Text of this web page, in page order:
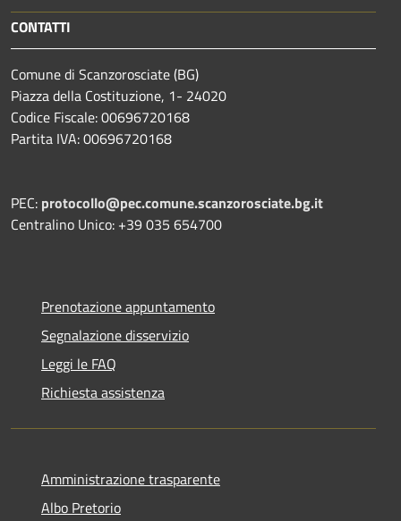
CONTATTI
Comune di Scanzorosciate (BG)
Piazza della Costituzione, 1- 24020
Codice Fiscale: 00696720168
Partita IVA: 00696720168
PEC: protocollo@pec.comune.scanzorosciate.bg.it
Centralino Unico: +39 035 654700
Prenotazione appuntamento
Segnalazione disservizio
Leggi le FAQ
Richiesta assistenza
Amministrazione trasparente
Albo Pretorio